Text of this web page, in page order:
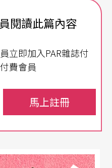
白日白晝》，編導高俊
會更深層的內在連結，
。
俊耀將「賭」的涵義
現象充斥在日常生活之
閱讀此篇內容
立即加入PAR雜誌付
費會員
馬上註冊